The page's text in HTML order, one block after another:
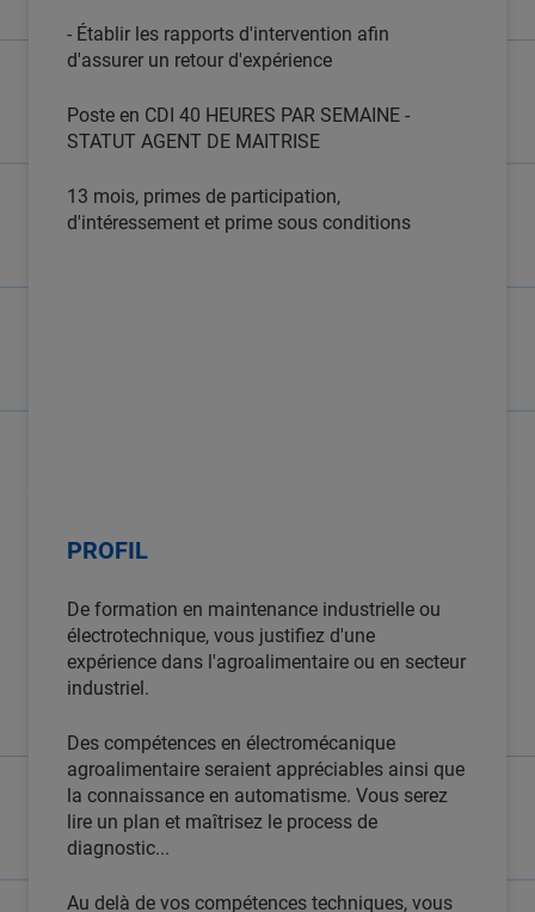
- Établir les rapports d'intervention afin
d'assurer un retour d'expérience
Poste en CDI 40 HEURES PAR SEMAINE -
STATUT AGENT DE MAITRISE
13 mois, primes de participation,
d'intéressement et prime sous conditions
PROFIL
De formation en maintenance industrielle ou
électrotechnique, vous justifiez d'une
expérience dans l'agroalimentaire ou en secteur
industriel.
Des compétences en électromécanique
agroalimentaire seraient appréciables ainsi que
la connaissance en automatisme. Vous serez
lire un plan et maîtrisez le process de
diagnostic...
Au delà de vos compétences techniques, vous